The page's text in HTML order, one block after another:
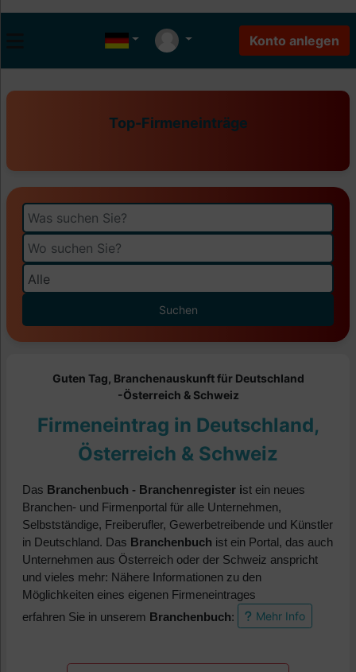
Top-Firmeneinträge
Suchen
Guten Tag, Branchenauskunft für Deutschland
-Österreich & Schweiz
Firmeneintrag in Deutschland,
Österreich & Schweiz
Das Branchenbuch - Branchenregister ist ein neues
Branchen- und Firmenportal für alle Unternehmen,
Selbstständige, Freiberufler, Gewerbetreibende und Künstler
in Deutschland. Das Branchenbuch ist ein Portal, das auch
Unternehmen aus Österreich oder der Schweiz anspricht
und vieles mehr: Nähere Informationen zu den
Möglichkeiten eines eigenen Firmeneintrages
erfahren Sie in unserem Branchenbuch: ? Mehr Info